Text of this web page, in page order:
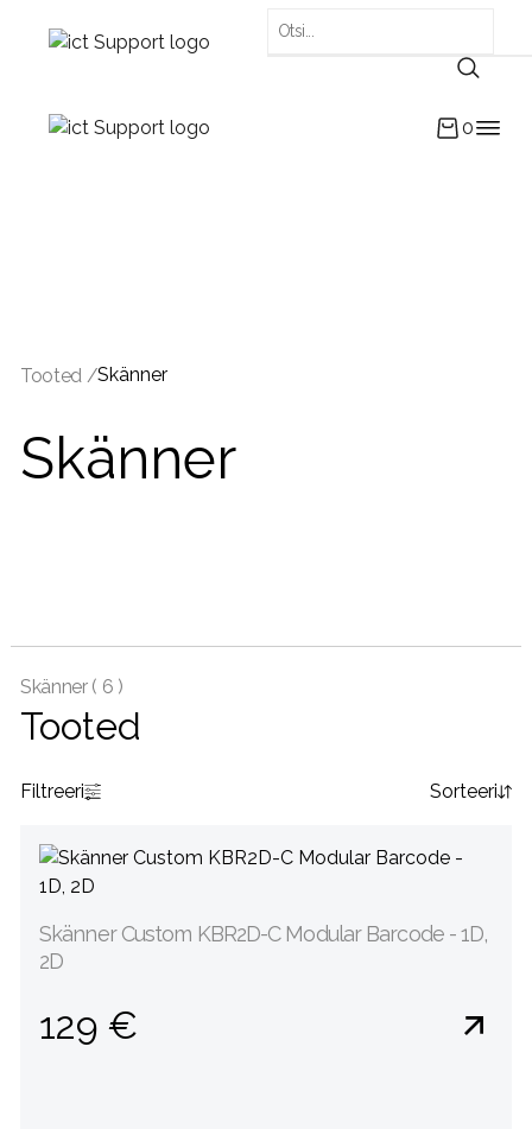
0
Tooted /Skänner
Skänner
Skänner ( 6 )
Tooted
Filtreeri Sorteeri
Skänner Custom KBR2D-C Modular Barcode - 1D,
2D
129 €